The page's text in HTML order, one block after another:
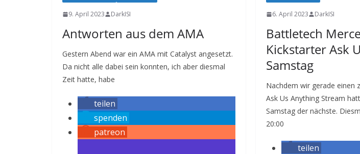
9. April 2023 DarkISI
Antworten aus dem AMA
Gestern Abend war ein AMA mit Catalyst angesetzt.
Da nicht alle dabei sein konnten, ich aber diesmal
Zeit hatte, habe
teilen
spenden
patreon
6. April 2023 DarkISI
Battletech
Kickstarter Ask
Samstag
Nachdem wir gerade einen
Ask Us Anything Stream
Samstag der nächste.
20:00
teilen